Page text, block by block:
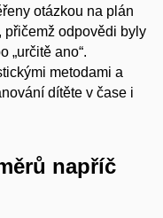
otázkou na plán
přičemž odpovědi byly
„určitě ano“.
metodami a
dítěte v čase i
napříč